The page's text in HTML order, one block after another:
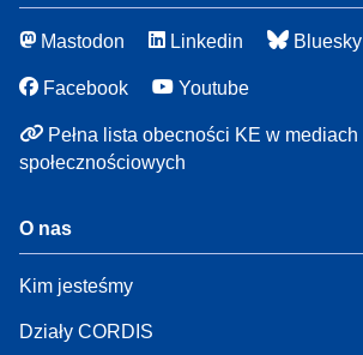
Mastodon Linkedin Bluesky
Facebook Youtube
Pełna lista obecności KE w mediach
społecznościowych
O nas
Kim jesteśmy
Działy CORDIS